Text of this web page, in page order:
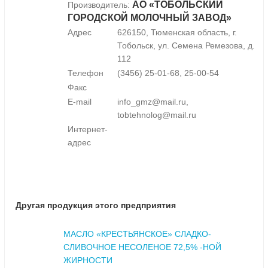
Производитель: АО «ТОБОЛЬСКИЙ
ГОРОДСКОЙ МОЛОЧНЫЙ ЗАВОД»
Адрес
626150, Тюменская область, г.
Тобольск, ул. Семена Ремезова, д.
112
Телефон
(3456) 25-01-68, 25-00-54
Факс
E-mail
info_gmz@mail.ru,
tobtehnolog@mail.ru
Интернет-
адрес
Другая продукция этого предприятия
МАСЛО «КРЕСТЬЯНСКОЕ» СЛАДКО-
СЛИВОЧНОЕ НЕСОЛЕНОЕ 72,5% -НОЙ
ЖИРНОСТИ